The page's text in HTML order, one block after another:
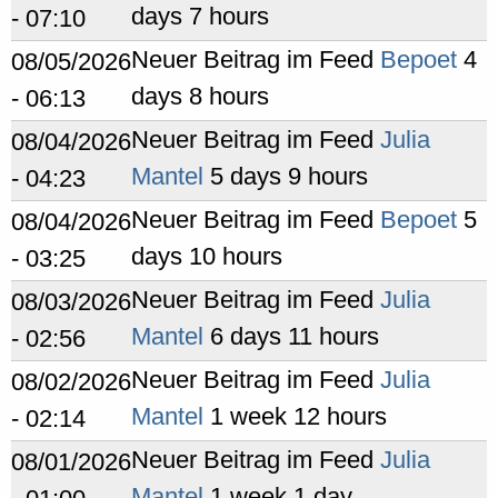
- 07:10
days 7 hours
08/05/2026
- 06:13
Neuer Beitrag im Feed Bepoet 4
days 8 hours
08/04/2026
- 04:23
Neuer Beitrag im Feed Julia
Mantel 5 days 9 hours
08/04/2026
- 03:25
Neuer Beitrag im Feed Bepoet 5
days 10 hours
08/03/2026
- 02:56
Neuer Beitrag im Feed Julia
Mantel 6 days 11 hours
08/02/2026
- 02:14
Neuer Beitrag im Feed Julia
Mantel 1 week 12 hours
08/01/2026Neuer Beitrag im Feed Julia